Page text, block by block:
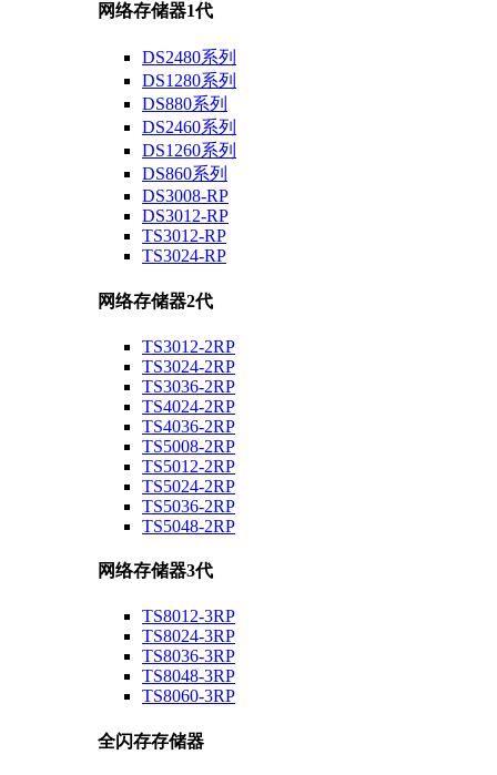
网络存储器1代
DS2480系列
DS1280系列
DS880系列
DS2460系列
DS1260系列
DS860系列
DS3008-RP
DS3012-RP
TS3012-RP
TS3024-RP
网络存储器2代
TS3012-2RP
TS3024-2RP
TS3036-2RP
TS4024-2RP
TS4036-2RP
TS5008-2RP
TS5012-2RP
TS5024-2RP
TS5036-2RP
TS5048-2RP
网络存储器3代
TS8012-3RP
TS8024-3RP
TS8036-3RP
TS8048-3RP
TS8060-3RP
全闪存存储器